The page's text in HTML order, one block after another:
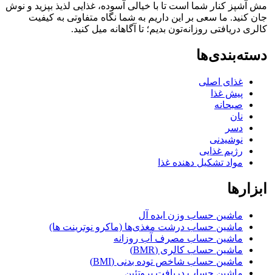
کنار شما است تا با خیالی آسوده، غذایی لذیذ بپزید و نوش
ما سعی بر این داریم به شما نگاه متفاوتی به کیفیت
روزانه‌تون بدیم؛ تا آگاهانه میل کنید.
غذای اصلی
پیش غذا
صبحانه
نوشیدنی
رژیم غذایی
مواد تشکیل دهنده غذا
ماشین حساب وزن ایده آل
ماشین حساب درشت مغذی‌ها (ماکرو نوترینت ها)
ماشین حساب مصرف آب روزانه
ماشین حساب کالری (BMR)
ماشین حساب شاخص توده بدنی (BMI)
ماشین حساب دریافت پروتئین